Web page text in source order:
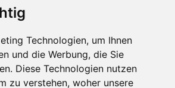
Technologien, um Ihnen
und die Werbung, die Sie
Diese Technologien nutzen
zu verstehen, woher unsere
Trees.org
pflanzen wir einen Baum! Mehr